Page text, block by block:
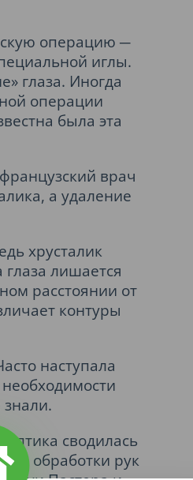
операцию ─
иглы.
глаза. Иногда
операции
была эта
врач
а удаление
хрусталик
лишается
расстоянии от
контуры
наступала
сводилась
обработки рук